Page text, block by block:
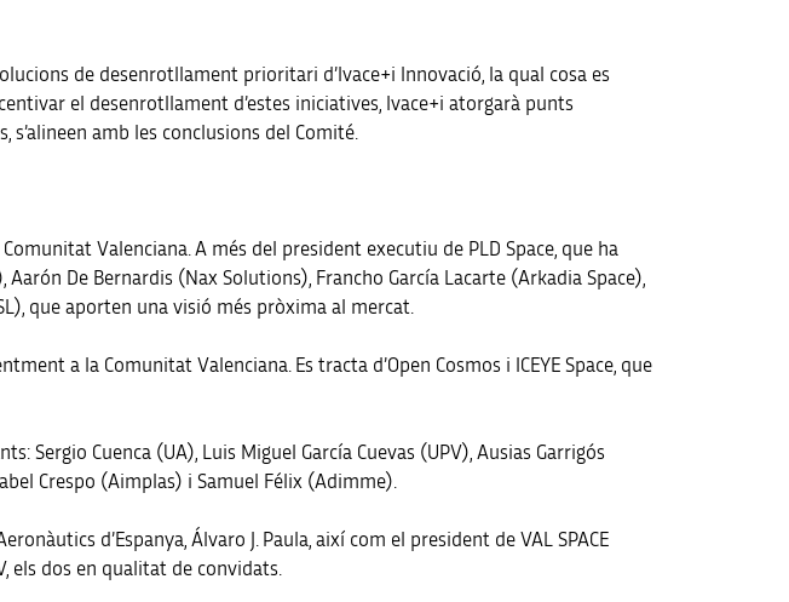
de desenrotllament prioritari d’Ivace+i Innovació, la qual cosa es
el desenrotllament d’estes iniciatives, Ivace+i atorgarà punts
amb les conclusions del Comité.
Valenciana. A més del president executiu de PLD Space, que ha
De Bernardis (Nax Solutions), Francho García Lacarte (Arkadia Space),
que aporten una visió més pròxima al mercat.
a la Comunitat Valenciana. Es tracta d’Open Cosmos i ICEYE Space, que
Cuenca (UA), Luis Miguel García Cuevas (UPV), Ausias Garrigós
Crespo (Aimplas) i Samuel Félix (Adimme).
d’Espanya, Álvaro J. Paula, així com el president de VAL SPACE
els dos en qualitat de convidats.